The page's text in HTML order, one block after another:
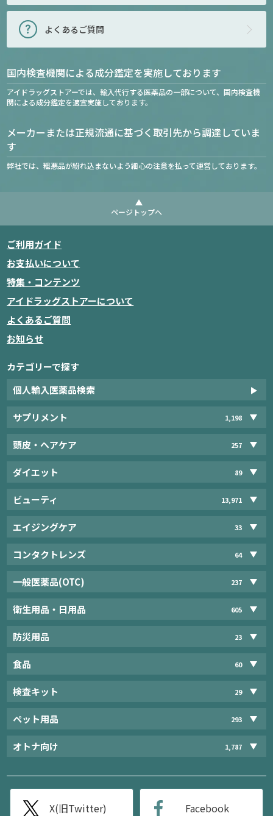
よくあるご質問
国内検査機関による成分鑑定を実施しております
アイドラッグストアーでは、輸入代行する医薬品の一部について、国内検査機
関による成分鑑定を適宜実施しております。
メーカーまたは正規流通に基づく取引先から調達していま
す
弊社では、粗悪品が紛れ込まないよう細心の注意を払って運営しております。
ページトップへ
ご利用ガイド
お支払いについて
特集・コンテンツ
アイドラッグストアーについて
よくあるご質問
お知らせ
カテゴリーで探す
個人輸入医薬品検索
サプリメント 1,198
頭皮・ヘアケア 257
ダイエット 89
ビューティ 13,971
エイジングケア 33
コンタクトレンズ 64
一般医薬品(OTC) 237
衛生用品・日用品 605
防災用品 23
食品 60
検査キット 29
ペット用品 293
オトナ向け 1,787
X(旧Twitter) Facebook